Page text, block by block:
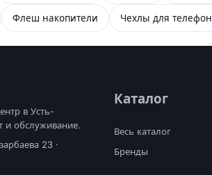
Флеш накопители Чехлы для
в Усть-
и обслуживание.
23 ·
Каталог
Весь каталог
Бренды